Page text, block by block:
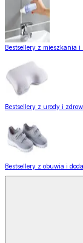
Bestsellery z mieszkania i
Bestsellery z urody i
Bestsellery z obuwia i